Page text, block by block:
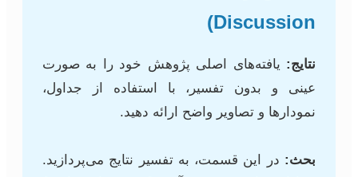
Discussion)
نتایج: یافته‌های اصلی پژوهش خود را به صورت
عینی و بدون تفسیر، با استفاده از جداول،
نمودارها و تصاویر واضح ارائه دهید.
بحث: در این قسمت، به تفسیر نتایج می‌پردازید.